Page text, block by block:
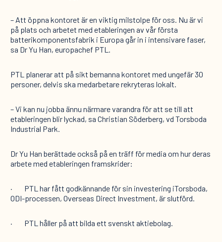
– Att öppna kontoret är en viktig milstolpe för oss. Nu är vi
på plats och arbetet med etableringen av vår första
batterikomponentsfabrik i Europa går in i intensivare faser,
sa Dr Yu Han, europachef PTL.
PTL planerar att på sikt bemanna kontoret med ungefär 30
personer, delvis ska medarbetare rekryteras lokalt.
– Vi kan nu jobba ännu närmare varandra för att se till att
etableringen blir lyckad, sa Christian Söderberg, vd Torsboda
Industrial Park.
Dr Yu Han berättade också på en träff för media om hur deras
arbete med etableringen framskrider:
· PTL har fått godkännande för sin investering iTorsboda,
ODI-processen, Overseas Direct Investment, är slutförd.
· PTL håller på att bilda ett svenskt aktiebolag.